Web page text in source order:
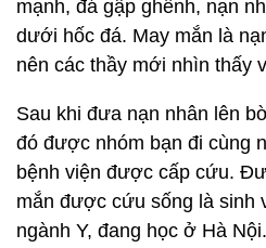
mạnh, đá gập ghềnh, nạn
dưới hốc đá. May mắn là
nên các thầy mới nhìn thấy
Sau khi đưa nạn nhân lên
đó được nhóm bạn đi cùng
bệnh viện được cấp cứu.
mắn được cứu sống là sinh
ngành Y, đang học ở Hà Nội.